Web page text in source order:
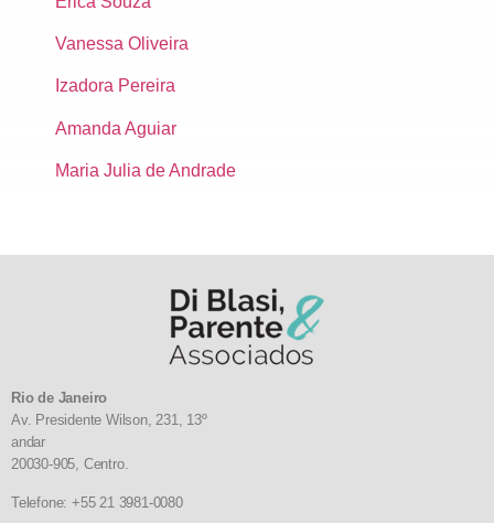
Vanessa Oliveira
Izadora Pereira
Amanda Aguiar
Maria Julia de Andrade
Rio de Janeiro
Av. Presidente Wilson, 231, 13º
andar
20030-905, Centro.
Telefone: +55 21 3981-0080